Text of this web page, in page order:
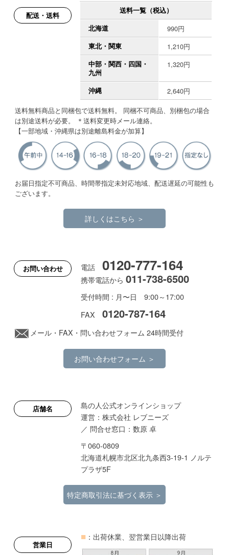
配送・送料
送料一覧（税込）
北海道
990円
東北・関東 1,210円
中部・関西・四国・
九州
1,320円
沖縄
2,640円
送料無料商品と同梱包で送料無料。 同梱不可商品、別梱包の場合
は別途送料が必要。 ＊送料変更時メール連絡。
【一部地域・沖縄県は別途離島料金が加算】
お届日指定不可商品、時間帯指定未対応地域、配送遅延の可能性も
ございます。
詳しくはこちら ＞
お問い合わせ 電話0120-777-164
携帯電話から011-738-6500
受付時間 : 月〜日 9:00～17:00
FAX0120-787-164
メール・FAX・問い合わせフォーム 24時間受付
お問い合わせフォーム ＞
店舗名
島の人公式オンラインショップ
運営：株式会社 レブニーズ
／ 問合せ窓口：数原 卓
〒060-0809
北海道札幌市北区北九条西3-19-1 ノルテ
プラザ5F
特定商取引法に基づく表示 ＞
営業日
■ ：出荷休業、翌営業日以降出荷